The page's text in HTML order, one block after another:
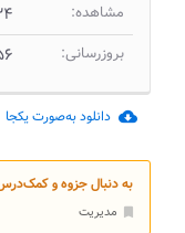
مشاهده:
بروزرسانی:
cloud_download دانلود به‌صورت یکجا
به دنبال جزوه و
مدیریت